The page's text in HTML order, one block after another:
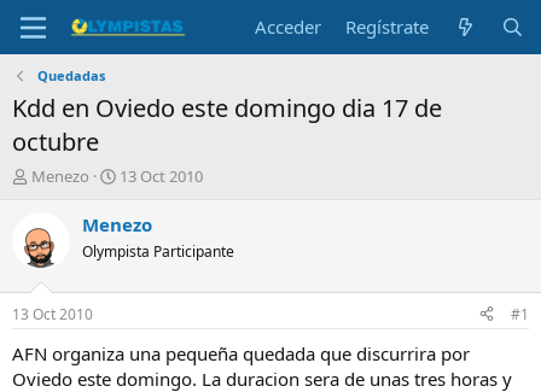
Acceder Regístrate
Quedadas
Kdd en Oviedo este domingo dia 17 de
octubre
I
c
i
a
d
o
r
d
Menezo
F
c
h
a
i
n
13 Oct 2010
Menezo
Olympista Participante
13 Oct 2010 #1
AFN organiza una pequeña quedada que discurrira por
Oviedo este domingo. La duracion sera de unas tres horas y